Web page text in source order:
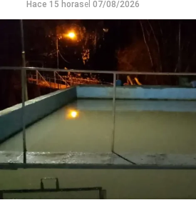
Hace 15 horasel 07/08/2026